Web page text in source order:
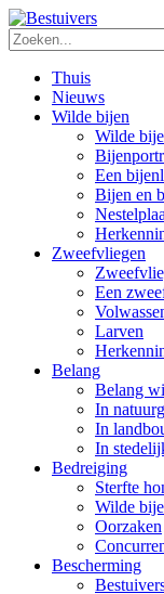
Thuis
Nieuws
Wilde bijen
Wilde
Een
Bijen en
Zweefvliegen
Een
Larven
Belang
Belang
In
In
In
Bedreiging
Sterfte
Wilde
Oorzaken
Bescherming